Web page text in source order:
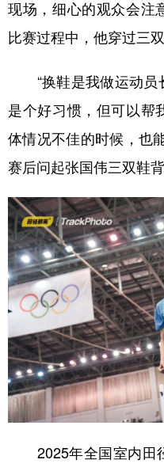
文化 书画
法律 中央文件
食品 人居
学术中国 乡村振兴
彩票 娱乐
公益 一带一路
文化产业
地方频道
北京 天津
辽宁 吉林
现场，细心的观众会注
比赛过程中，他穿过三
“换鞋是我做运动员
是个好习惯，但可以帮
体情况不佳的时候，也
赛后问起张国伟三双鞋
2025年全国室内田